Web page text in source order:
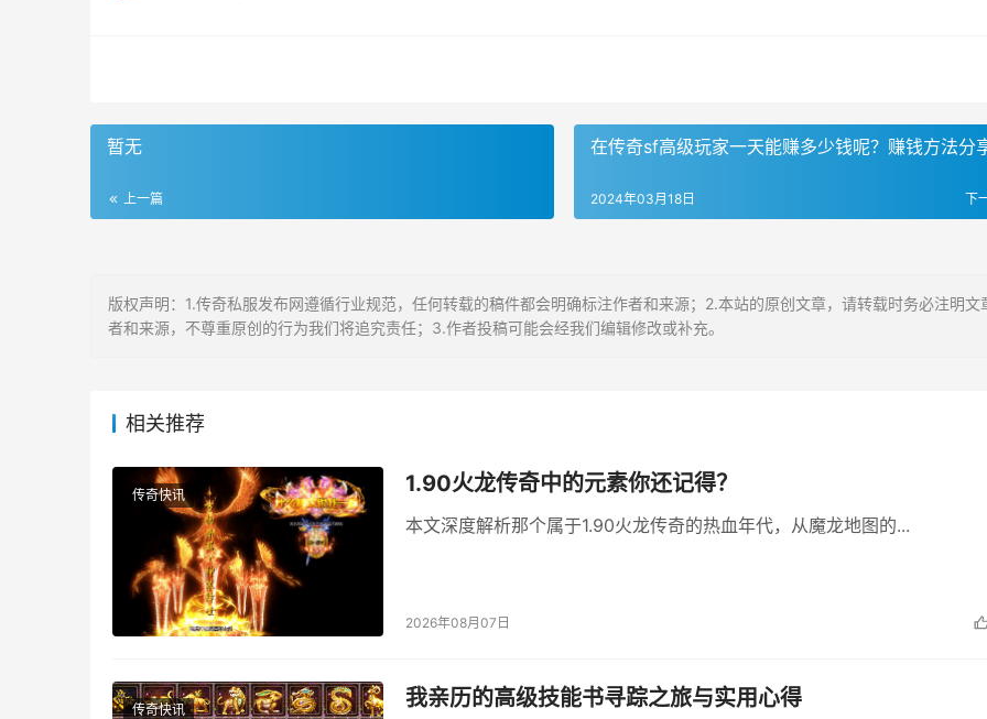
暂无
上一篇
在传奇sf高级玩家一天能赚多少钱呢？赚钱方法分
下
2024年03月18日
版权声明：1.传奇私服发布网遵循行业规范，任何转载的稿件都会明确标注作者和来源；2.本站的原创文章，请转载时务必注明文
者和来源，不尊重原创的行为我们将追究责任；3.作者投稿可能会经我们编辑修改或补充。
相关推荐
传奇快讯 1.90火龙传奇中的元素你还记得？
本文深度解析那个属于1.90火龙传奇的热血年代，从魔龙地图的...
2026年08月07日
传奇快讯 我亲历的高级技能书寻踪之旅与实用心得